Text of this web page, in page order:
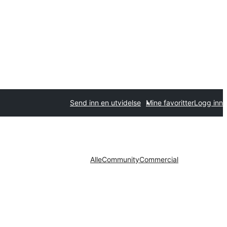
Send inn en utvidelse Mine favoritterLogg inn
AlleCommunityCommercial